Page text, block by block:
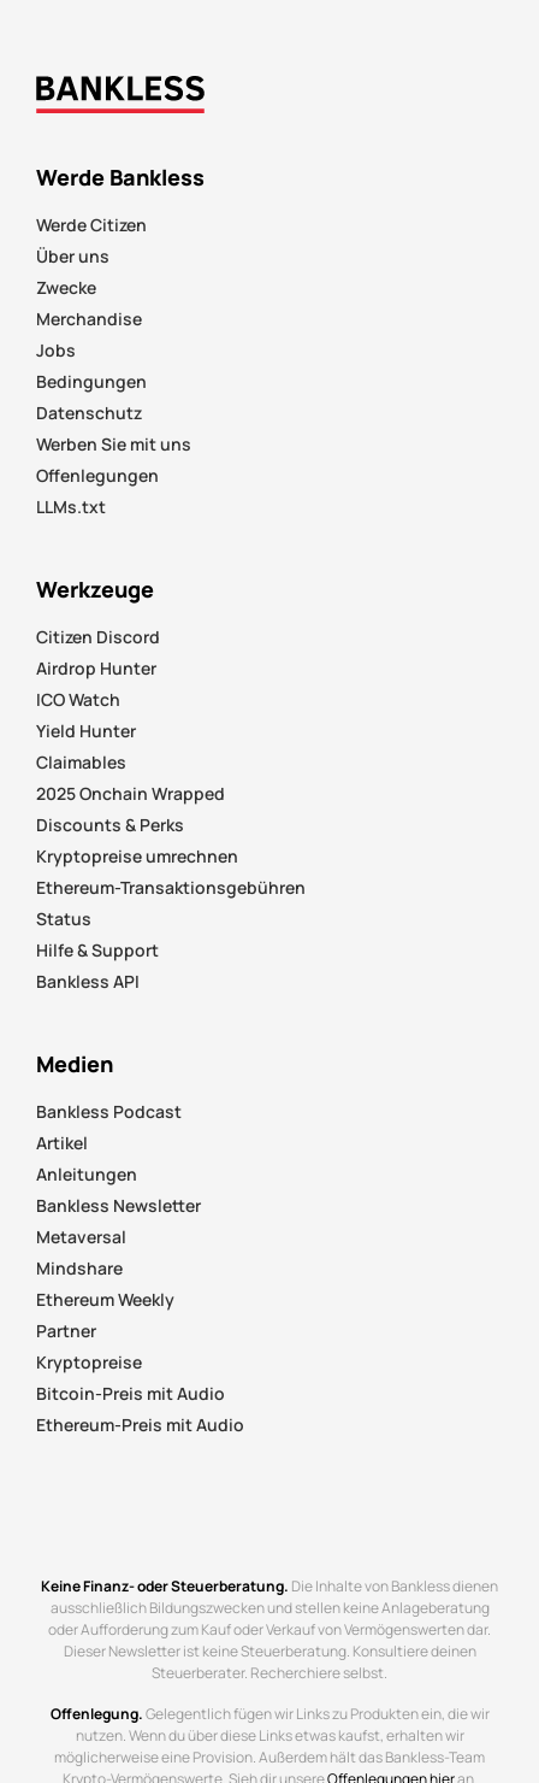
Werde Bankless
Werde Citizen
Über uns
Zwecke
Merchandise
Jobs
Bedingungen
Datenschutz
Werben Sie mit uns
Offenlegungen
LLMs.txt
Werkzeuge
Citizen Discord
Airdrop Hunter
ICO Watch
Yield Hunter
Claimables
2025 Onchain Wrapped
Discounts & Perks
Kryptopreise umrechnen
Ethereum-Transaktionsgebühren
Status
Hilfe & Support
Bankless API
Medien
Bankless Podcast
Artikel
Anleitungen
Bankless Newsletter
Metaversal
Mindshare
Ethereum Weekly
Partner
Kryptopreise
Bitcoin-Preis mit Audio
Ethereum-Preis mit Audio
Keine Finanz- oder Steuerberatung. Die Inhalte von Bankless dienen
ausschließlich Bildungszwecken und stellen keine Anlageberatung
oder Aufforderung zum Kauf oder Verkauf von Vermögenswerten dar.
Dieser Newsletter ist keine Steuerberatung. Konsultiere deinen
Steuerberater. Recherchiere selbst.
Offenlegung.Gelegentlich fügen wir Links zu Produkten ein, die wir
nutzen. Wenn du über diese Links etwas kaufst, erhalten wir
möglicherweise eine Provision. Außerdem hält das Bankless-Team